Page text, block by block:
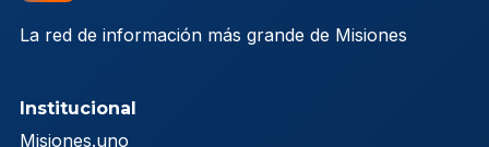
La red de información más grande de Misiones
Institucional
Misiones.uno